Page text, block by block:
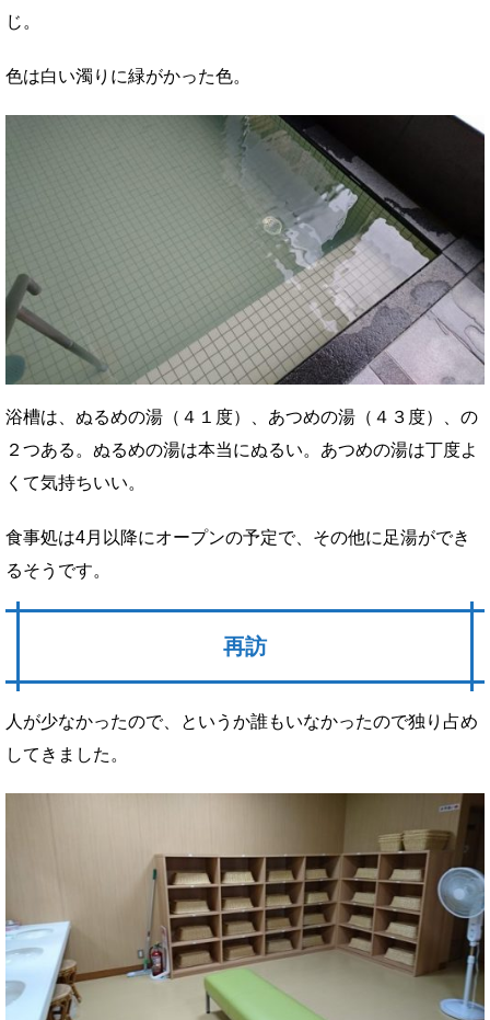
じ。
色は白い濁りに緑がかった色。
浴槽は、ぬるめの湯（４１度）、あつめの湯（４３度）、の
２つある。ぬるめの湯は本当にぬるい。あつめの湯は丁度よ
くて気持ちいい。
食事処は4月以降にオープンの予定で、その他に足湯ができ
るそうです。
再訪
人が少なかったので、というか誰もいなかったので独り占め
してきました。